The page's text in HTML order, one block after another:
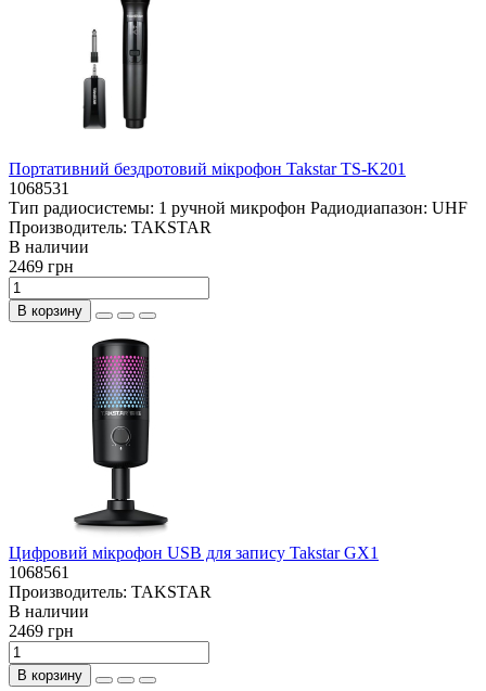
Портативний бездротовий мікрофон Takstar TS-K201
1068531
Тип радиосистемы: 1 ручной микрофон Радиодиапазон: UHF
Производитель: TAKSTAR
В наличии
2469 грн
В корзину
Цифровий мікрофон USB для запису Takstar GX1
1068561
Производитель: TAKSTAR
В наличии
2469 грн
В корзину